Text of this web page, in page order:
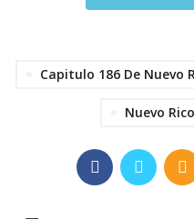
Capitulo 186 De Nuevo
Nuevo